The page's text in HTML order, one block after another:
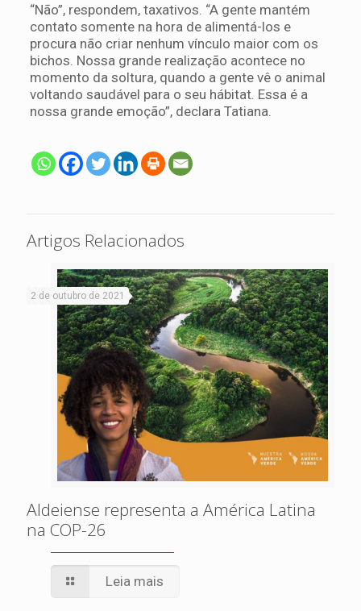
“Não”, respondem, taxativos. “A gente mantém
contato somente na hora de alimentá-los e
procura não criar nenhum vínculo maior com os
bichos. Nossa grande realização acontece no
momento da soltura, quando a gente vê o animal
voltando saudável para o seu hábitat. Essa é a
nossa grande emoção”, declara Tatiana.
Artigos Relacionados
2 de outubro de 2021
Aldeiense representa a América Latina
na COP-26
Leia mais